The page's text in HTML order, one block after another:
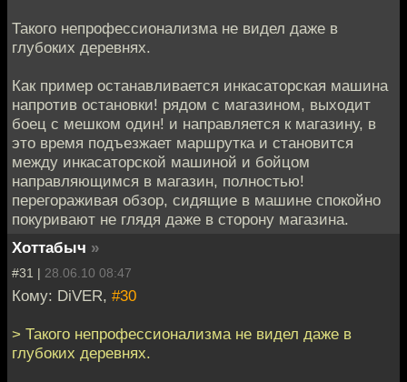
Такого непрофессионализма не видел даже в
глубоких деревнях.
Как пример останавливается инкасаторская машина
напротив остановки! рядом с магазином, выходит
боец с мешком один! и направляется к магазину, в
это время подъезжает маршрутка и становится
между инкасаторской машиной и бойцом
направляющимся в магазин, полностью!
перегораживая обзор, сидящие в машине спокойно
покуривают не глядя даже в сторону магазина.
Хоттабыч »
#31 | 28.06.10 08:47
Кому: DiVER, #30
> Такого непрофессионализма не видел даже в
глубоких деревнях.